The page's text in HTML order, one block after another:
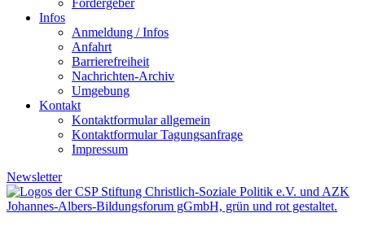
Fördergeber
Infos
Anmeldung / Infos
Anfahrt
Barrierefreiheit
Nachrichten-Archiv
Umgebung
Kontakt
Kontaktformular allgemein
Kontaktformular Tagungsanfrage
Impressum
Newsletter